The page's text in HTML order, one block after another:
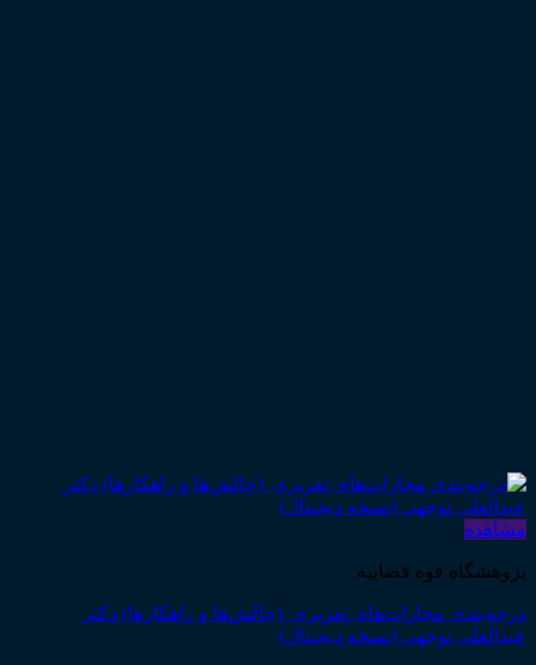
مشاهده
پژوهشگاه قوه قضاییه
درجه‌بندی مجازات‌های تعزیری (چالش‌ها و راهکارها) دکتر
عبدالعلی توجهی (نسخه دیجیتال)